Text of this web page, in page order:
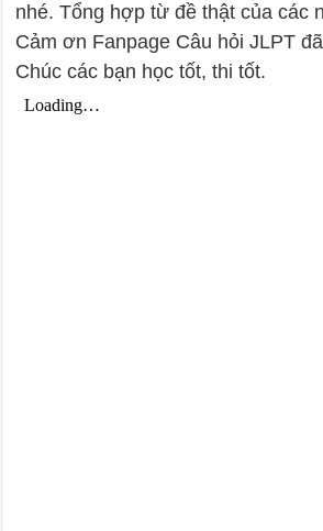
nhé. Tổng hợp từ đề thật của các
Cảm ơn Fanpage Câu hỏi JLPT
Chúc các bạn học tốt, thi tốt.